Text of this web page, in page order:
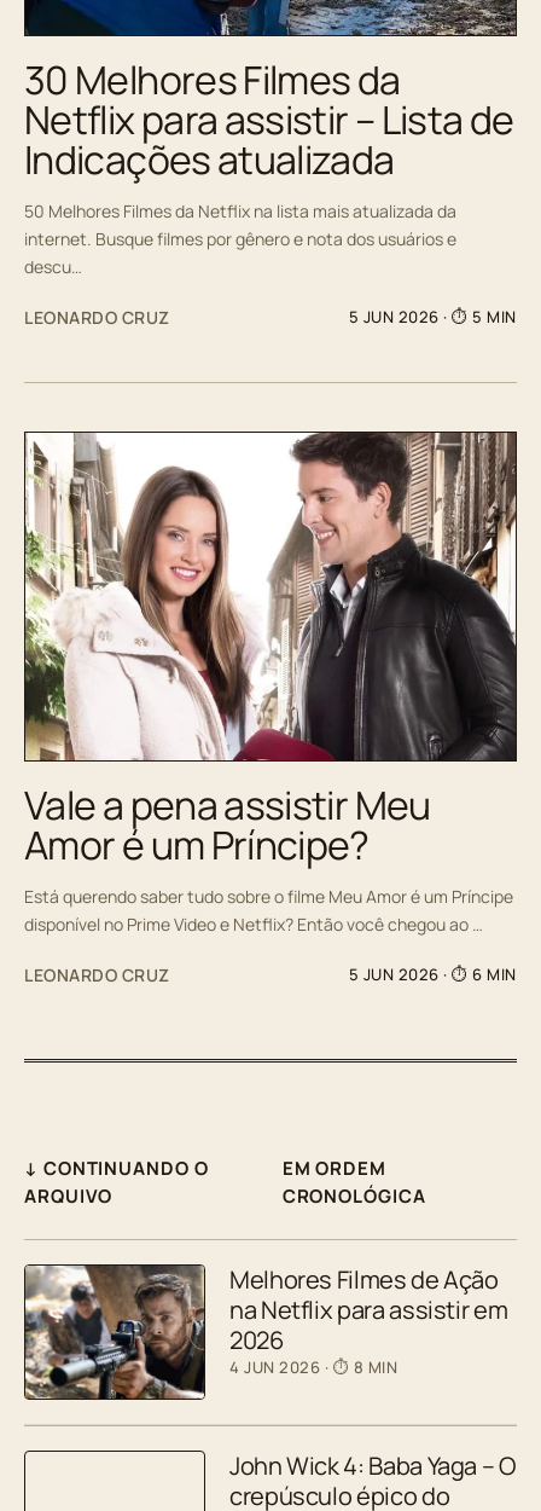
30 Melhores Filmes da
Netflix para assistir – Lista de
Indicações atualizada
50 Melhores Filmes da Netflix na lista mais atualizada da
internet. Busque filmes por gênero e nota dos usuários e
descu…
LEONARDO CRUZ 5 JUN 2026 · ⏱ 5 MIN
Vale a pena assistir Meu
Amor é um Príncipe?
Está querendo saber tudo sobre o filme Meu Amor é um Príncipe
disponível no Prime Video e Netflix? Então você chegou ao …
LEONARDO CRUZ 5 JUN 2026 · ⏱ 6 MIN
↓ CONTINUANDO O
ARQUIVO
EM ORDEM
CRONOLÓGICA
Melhores Filmes de Ação
na Netflix para assistir em
2026
4 JUN 2026 · ⏱ 8 MIN
John Wick 4: Baba Yaga – O
crepúsculo épico do